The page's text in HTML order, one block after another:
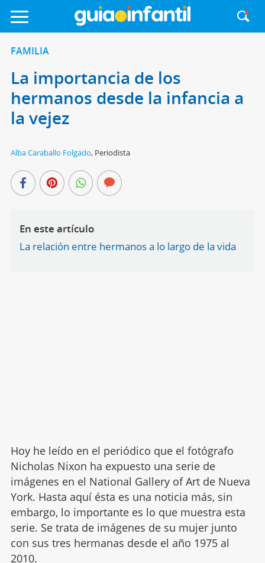
FAMILIA
La importancia de los
hermanos desde la infancia a
la vejez
Alba Caraballo Folgado, Periodista
En este artículo
La relación entre hermanos a lo largo de la vida
Hoy he leído en el periódico que el fotógrafo
Nicholas Nixon ha expuesto una serie de
imágenes en el National Gallery of Art de Nueva
York. Hasta aquí ésta es una noticia más, sin
embargo, lo importante es lo que muestra esta
serie. Se trata de imágenes de su mujer junto
con sus tres hermanas desde el año 1975 al
2010.